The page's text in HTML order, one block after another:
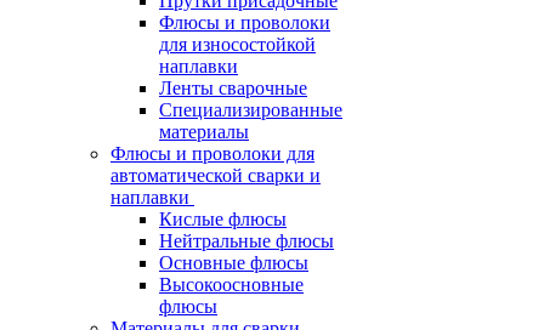
Флюсы и проволоки
для износостойкой
наплавки
Ленты сварочные
Специализированные
материалы
Флюсы и проволоки для
автоматической сварки и
наплавки
Кислые флюсы
Нейтральные флюсы
Основные флюсы
Высокоосновные
флюсы